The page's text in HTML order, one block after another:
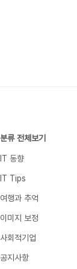
분류 전체보기
IT 동향
IT Tips
여행과 추억
이미지 보정
사회적기업
공지사항